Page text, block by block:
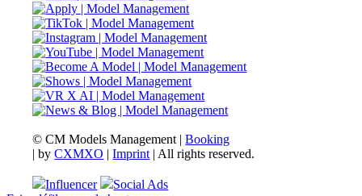
© CM Models Management |Booking
|byCXMXO |Imprint | All rights reserved.
Influencer
Social Ads